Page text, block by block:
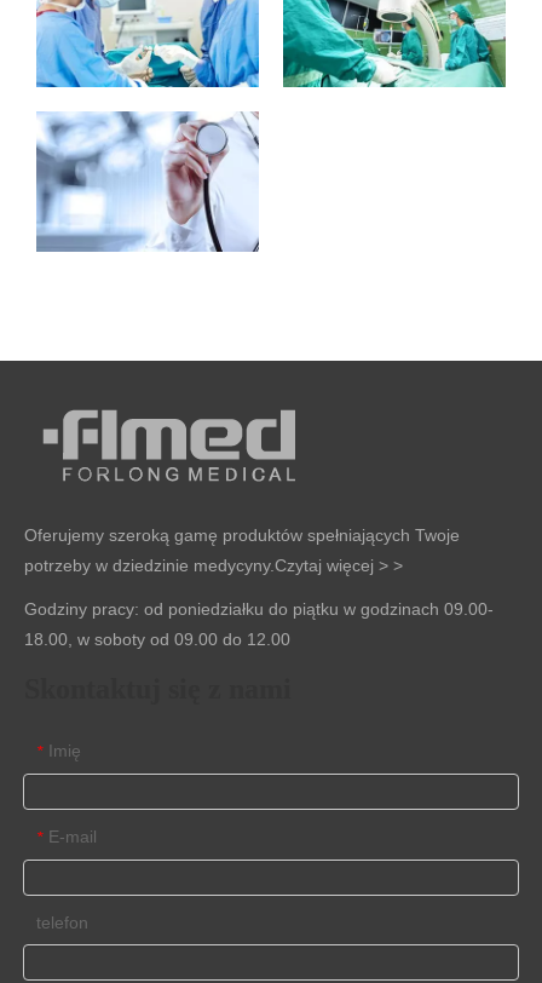
Oferujemy szeroką gamę produktów spełniających Twoje
potrzeby w dziedzinie medycyny.Czytaj więcej > >
Godziny pracy: od poniedziałku do piątku w godzinach 09.00-
18.00, w soboty od 09.00 do 12.00
* Imię
* E-mail
telefon